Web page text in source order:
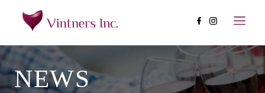
NEWS